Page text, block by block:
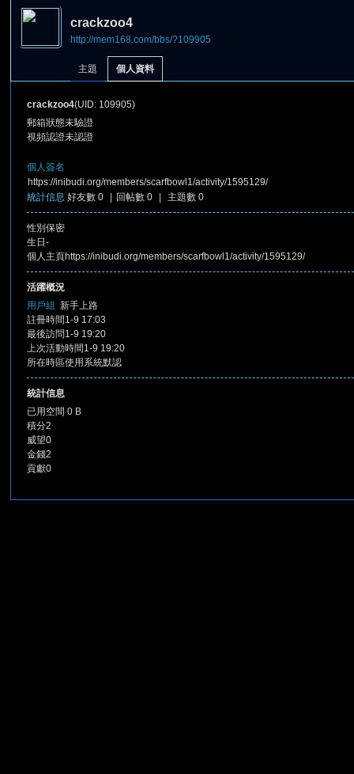
›
crackzoo4
http://mem168.com/bbs/?109905
主題 個人資料
crackzoo4(UID: 109905)
郵箱狀態未驗證
視頻認證未認證
個人簽名
https://inibudi.org/members/scarfbowl1/activity/1595129/
統計信息 好友數 0 回帖數 0 主題數 0
性別 保密
生日 -
個人主頁https://inibudi.org/members/scarfbowl1/activity/1595129/
活躍概況
用戶組 新手上路
註冊時間1-9 17:03
最後訪問1-9 19:20
上次活動時間1-9 19:20
所在時區使用系統默認
統計信息
已用空間 0 B
積分2
威望0
金錢2
貢獻0